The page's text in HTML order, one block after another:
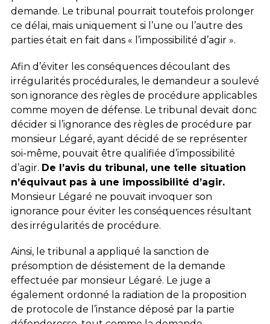
demande. Le tribunal pourrait toutefois prolonger
ce délai, mais uniquement si l’une ou l’autre des
parties était en fait dans « l’impossibilité d’agir ».
Afin d’éviter les conséquences découlant des
irrégularités procédurales, le demandeur a soulevé
son ignorance des règles de procédure applicables
comme moyen de défense. Le tribunal devait donc
décider si l’ignorance des règles de procédure par
monsieur Légaré, ayant décidé de se représenter
soi-même, pouvait être qualifiée d’impossibilité
d’agir. De l’avis du tribunal, une telle situation
n’équivaut pas à une impossibilité d’agir.
Monsieur Légaré ne pouvait invoquer son
ignorance pour éviter les conséquences résultant
des irrégularités de procédure.
Ainsi, le tribunal a appliqué la sanction de
présomption de désistement de la demande
effectuée par monsieur Légaré. Le juge a
également ordonné la radiation de la proposition
de protocole de l’instance déposé par la partie